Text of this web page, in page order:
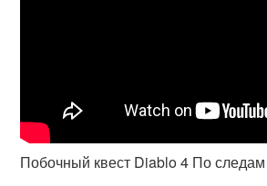
Побочный квест Diablo 4 По